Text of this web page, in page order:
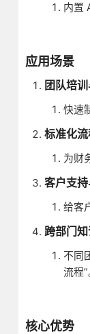
内置
应用场景
团队培
快速
标准化
为财
客户支
给客
跨部门
不同
流程”
核心优势